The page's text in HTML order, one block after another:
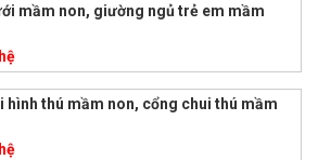
mầm non, giường ngủ trẻ em mầm
hình thú mầm non, cổng chui thú mầm